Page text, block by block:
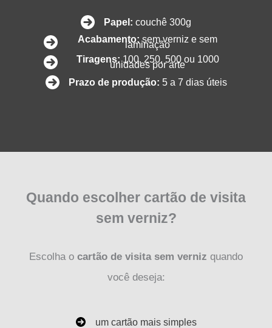
Papel: couchê 300g
Acabamento: sem verniz e sem
laminação
Tiragens:100, 250, 500 ou 1000
unidades por arte
Prazo de produção: 5 a 7 dias úteis
Quando escolher cartão de visita
sem verniz?
Escolha o cartão de visita sem verniz quando
você deseja:
um cartão mais simples